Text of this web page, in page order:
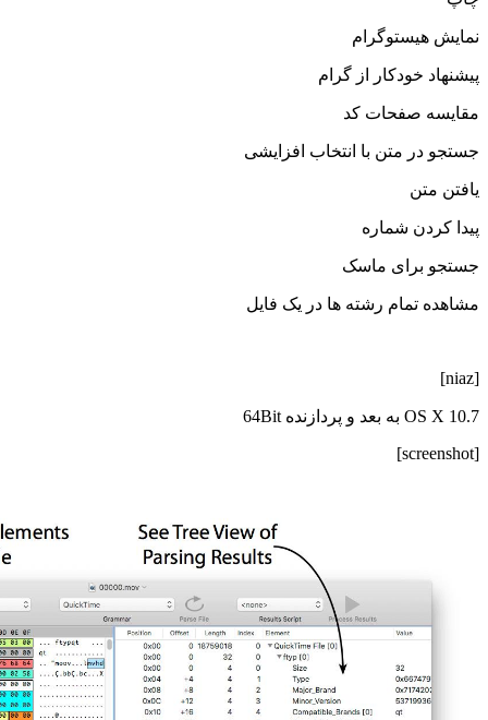
نمایش هیستوگرام
پیشنهاد خودکار از گرام
مقایسه صفحات کد
جستجو در متن با انتخاب افزایشی
یافتن متن
پیدا کردن شماره
جستجو برای ماسک
مشاهده تمام رشته ها در یک فایل
[niaz]
OS X 10.7 به بعد و پردازنده 64Bit
[screenshot]